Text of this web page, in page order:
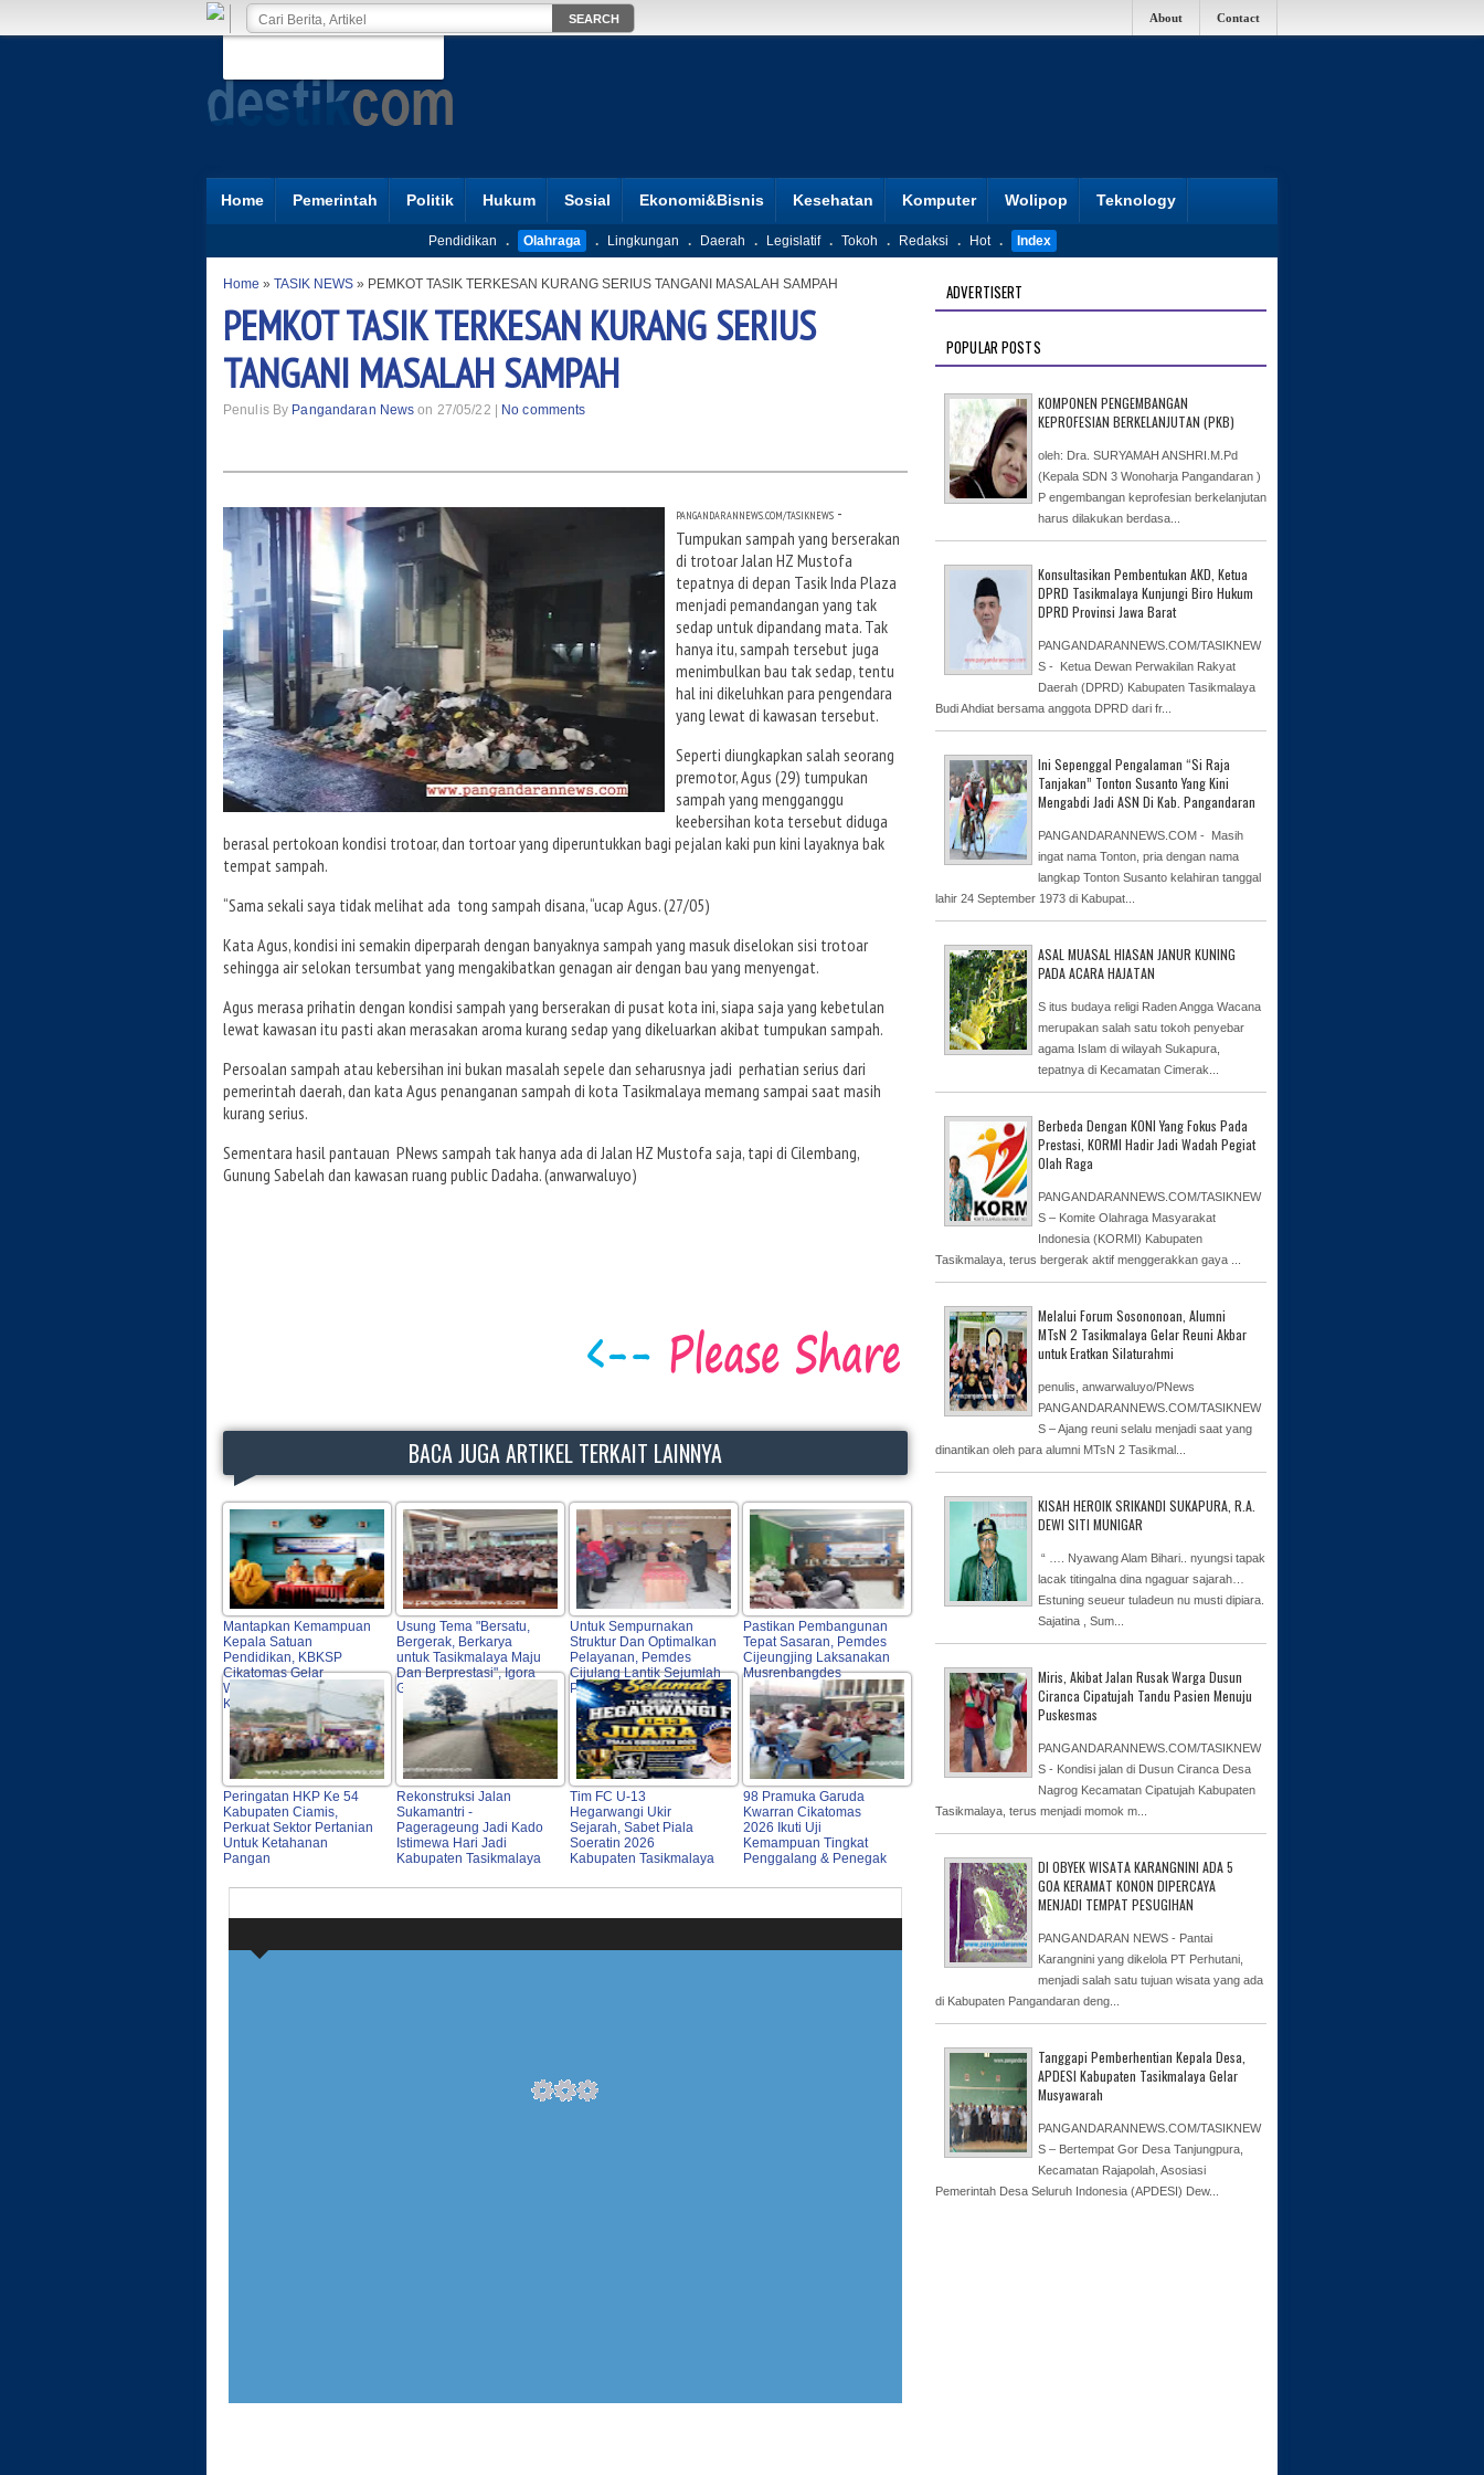
About Contact
Home Pemerintah Politik Hukum Sosial Ekonomi&Bisnis Kesehatan Komputer Wolipop Teknology
Pendidikan . Olahraga . Lingkungan . Daerah . Legislatif . Tokoh . Redaksi . Hot . Index
Home » TASIK NEWS » PEMKOT TASIK TERKESAN KURANG SERIUS TANGANI MASALAH SAMPAH
PEMKOT TASIK TERKESAN KURANG SERIUS
TANGANI MASALAH SAMPAH
Penulis By Pangandaran News on 27/05/22 | No comments
PANGANDARANNEWS.COM/TASIKNEWS -
Tumpukan sampah yang berserakan
di trotoar Jalan HZ Mustofa
tepatnya di depan Tasik Inda Plaza
menjadi pemandangan yang tak
sedap untuk dipandang mata. Tak
hanya itu, sampah tersebut juga
menimbulkan bau tak sedap, tentu
hal ini dikeluhkan para pengendara
yang lewat di kawasan tersebut.
Seperti diungkapkan salah seorang
premotor, Agus (29) tumpukan
sampah yang mengganggu
keebersihan kota tersebut diduga
berasal pertokoan kondisi trotoar, dan tortoar yang diperuntukkan bagi pejalan kaki pun kini layaknya bak
tempat sampah.
“Sama sekali saya tidak melihat ada tong sampah disana, “ucap Agus. (27/05)
Kata Agus, kondisi ini semakin diperparah dengan banyaknya sampah yang masuk diselokan sisi trotoar
sehingga air selokan tersumbat yang mengakibatkan genagan air dengan bau yang menyengat.
Agus merasa prihatin dengan kondisi sampah yang berserakan di pusat kota ini, siapa saja yang kebetulan
lewat kawasan itu pasti akan merasakan aroma kurang sedap yang dikeluarkan akibat tumpukan sampah.
Persoalan sampah atau kebersihan ini bukan masalah sepele dan seharusnya jadi perhatian serius dari
pemerintah daerah, dan kata Agus penanganan sampah di kota Tasikmalaya memang sampai saat masih
kurang serius.
Sementara hasil pantauan PNews sampah tak hanya ada di Jalan HZ Mustofa saja, tapi di Cilembang,
Gunung Sabelah dan kawasan ruang public Dadaha. (anwarwaluyo)
BACA JUGA ARTIKEL TERKAIT LAINNYA
Mantapkan Kemampuan
Kepala Satuan
Pendidikan, KBKSP
Cikatomas Gelar
Workshop Penyusunan
Kurikulum
Usung Tema "Bersatu,
Bergerak, Berkarya
untuk Tasikmalaya Maju
Dan Berprestasi", Igora
Gelar Jambore 2026
Untuk Sempurnakan
Struktur Dan Optimalkan
Pelayanan, Pemdes
Cijulang Lantik Sejumlah
Perangkat Desa
Pastikan Pembangunan
Tepat Sasaran, Pemdes
Cijeungjing Laksanakan
Musrenbangdes
Peringatan HKP Ke 54
Kabupaten Ciamis,
Perkuat Sektor Pertanian
Untuk Ketahanan
Pangan
Rekonstruksi Jalan
Sukamantri -
Pagerageung Jadi Kado
Istimewa Hari Jadi
Kabupaten Tasikmalaya
Tim FC U-13
Hegarwangi Ukir
Sejarah, Sabet Piala
Soeratin 2026
Kabupaten Tasikmalaya
98 Pramuka Garuda
Kwarran Cikatomas
2026 Ikuti Uji
Kemampuan Tingkat
Penggalang & Penegak
ADVERTISERT
POPULAR POSTS
KOMPONEN PENGEMBANGAN
KEPROFESIAN BERKELANJUTAN (PKB)
oleh: Dra. SURYAMAH ANSHRI.M.Pd
(Kepala SDN 3 Wonoharja Pangandaran )
P engembangan keprofesian berkelanjutan
harus dilakukan berdasa...
Konsultasikan Pembentukan AKD, Ketua
DPRD Tasikmalaya Kunjungi Biro Hukum
DPRD Provinsi Jawa Barat
PANGANDARANNEWS.COM/TASIKNEW
S - Ketua Dewan Perwakilan Rakyat
Daerah (DPRD) Kabupaten Tasikmalaya
Budi Ahdiat bersama anggota DPRD dari fr...
Ini Sepenggal Pengalaman “Si Raja
Tanjakan” Tonton Susanto Yang Kini
Mengabdi Jadi ASN Di Kab. Pangandaran
PANGANDARANNEWS.COM - Masih
ingat nama Tonton, pria dengan nama
langkap Tonton Susanto kelahiran tanggal
lahir 24 September 1973 di Kabupat...
ASAL MUASAL HIASAN JANUR KUNING
PADA ACARA HAJATAN
S itus budaya religi Raden Angga Wacana
merupakan salah satu tokoh penyebar
agama Islam di wilayah Sukapura,
tepatnya di Kecamatan Cimerak...
Berbeda Dengan KONI Yang Fokus Pada
Prestasi, KORMI Hadir Jadi Wadah Pegiat
Olah Raga
PANGANDARANNEWS.COM/TASIKNEW
S – Komite Olahraga Masyarakat
Indonesia (KORMI) Kabupaten
Tasikmalaya, terus bergerak aktif menggerakkan gaya ...
Melalui Forum Sosononoan, Alumni
MTsN 2 Tasikmalaya Gelar Reuni Akbar
untuk Eratkan Silaturahmi
penulis, anwarwaluyo/PNews
PANGANDARANNEWS.COM/TASIKNEW
S – Ajang reuni selalu menjadi saat yang
dinantikan oleh para alumni MTsN 2 Tasikmal...
KISAH HEROIK SRIKANDI SUKAPURA, R.A.
DEWI SITI MUNIGAR
“ …. Nyawang Alam Bihari.. nyungsi tapak
lacak titingalna dina ngaguar sajarah…
Estuning seueur tuladeun nu musti dipiara.
Sajatina , Sum...
Miris, Akibat Jalan Rusak Warga Dusun
Ciranca Cipatujah Tandu Pasien Menuju
Puskesmas
PANGANDARANNEWS.COM/TASIKNEW
S - Kondisi jalan di Dusun Ciranca Desa
Nagrog Kecamatan Cipatujah Kabupaten
Tasikmalaya, terus menjadi momok m...
DI OBYEK WISATA KARANGNINI ADA 5
GOA KERAMAT KONON DIPERCAYA
MENJADI TEMPAT PESUGIHAN
PANGANDARAN NEWS - Pantai
Karangnini yang dikelola PT Perhutani,
menjadi salah satu tujuan wisata yang ada
di Kabupaten Pangandaran deng...
Tanggapi Pemberhentian Kepala Desa,
APDESI Kabupaten Tasikmalaya Gelar
Musyawarah
PANGANDARANNEWS.COM/TASIKNEW
S – Bertempat Gor Desa Tanjungpura,
Kecamatan Rajapolah, Asosiasi
Pemerintah Desa Seluruh Indonesia (APDESI) Dew...